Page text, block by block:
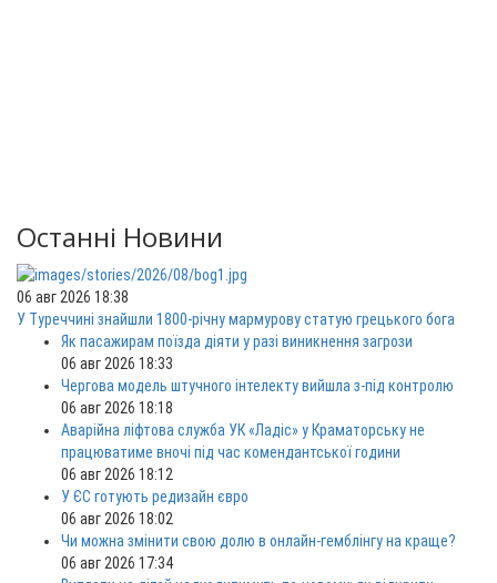
Останні Новини
06 авг 2026 18:38
У Туреччині знайшли 1800-річну мармурову статую грецького бога
Як пасажирам поїзда діяти у разі виникнення загрози
06 авг 2026 18:33
Чергова модель штучного інтелекту вийшла з-під контролю
06 авг 2026 18:18
Аварійна ліфтова служба УК «Ладіс» у Краматорську не
працюватиме вночі під час комендантської години
06 авг 2026 18:12
У ЄС готують редизайн євро
06 авг 2026 18:02
Чи можна змінити свою долю в онлайн-гемблінгу на краще?
06 авг 2026 17:34